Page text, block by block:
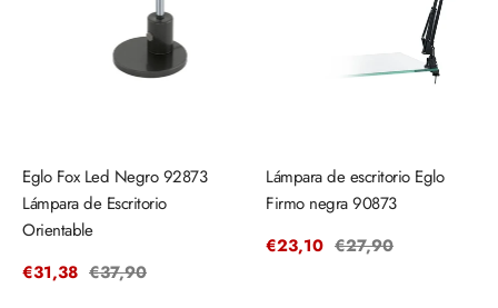
Eglo Fox Led Negro 92873
Lámpara de Escritorio
Orientable
Precio
€31,38 Precio
€37,90
Lámpara de escritorio Eglo
Firmo negra 90873
Precio
€23,10 Precio
€27,90